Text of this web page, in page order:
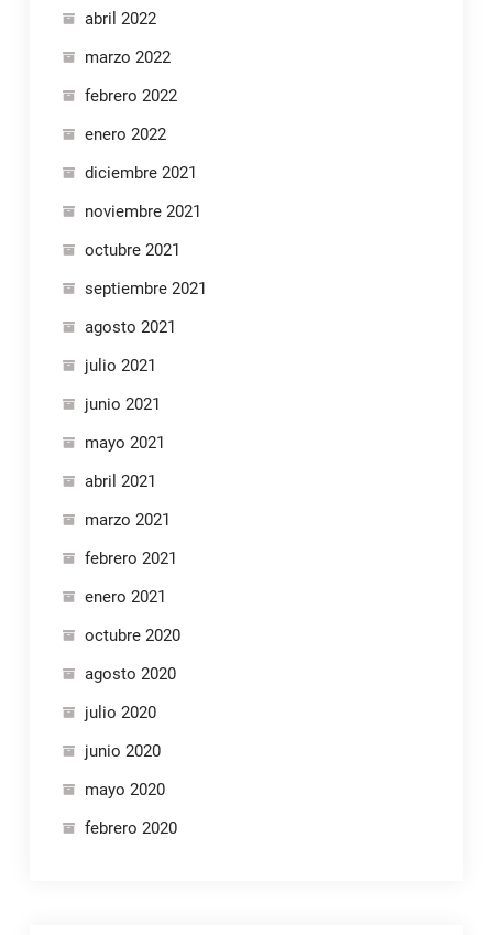
abril 2022
marzo 2022
febrero 2022
enero 2022
diciembre 2021
noviembre 2021
octubre 2021
septiembre 2021
agosto 2021
julio 2021
junio 2021
mayo 2021
abril 2021
marzo 2021
febrero 2021
enero 2021
octubre 2020
agosto 2020
julio 2020
junio 2020
mayo 2020
febrero 2020